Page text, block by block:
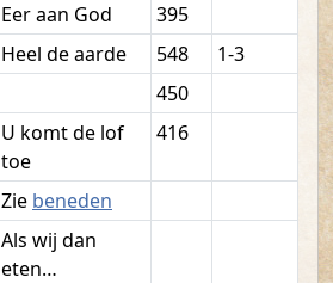
Eer aan God
395
Heel de aarde 548
1-3
450
U komt de lof
toe
416
Zie beneden
Als wij dan
eten…